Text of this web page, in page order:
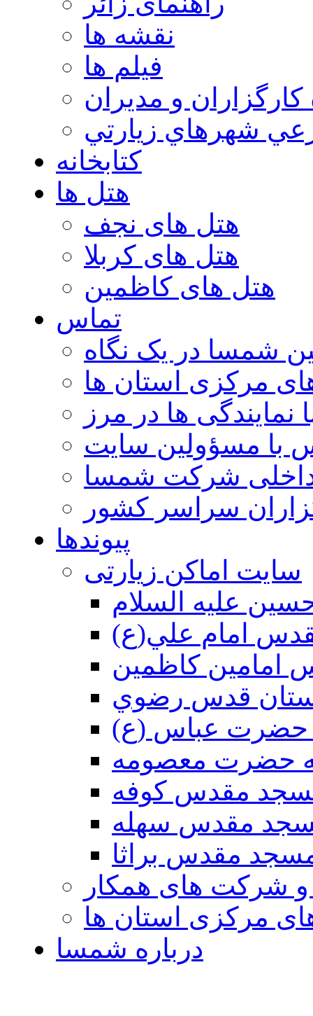
نقشه ها
فیلم ها
كارگزاران و مديران
شهرهاي زيارتي
کتابخانه
هتل ها
هتل های نجف
هتل های کربلا
هتل های کاظمین
تماس
شمسا در یک نگاه
مرکزی استان ها
نمایندگی ها در مرز
با مسؤولین سایت
شرکت شمسا
سراسر کشور
پیوندها
سایت اماکن زیارتی
عليه السلام
امام علي(ع)
امامين كاظمين
قدس رضوي
حضرت عباس (ع)
حضرت معصومه
مقدس كوفه
مقدس سهله
مقدس براثا
و شرکت های همکار
مرکزی استان ها
درباره شمسا